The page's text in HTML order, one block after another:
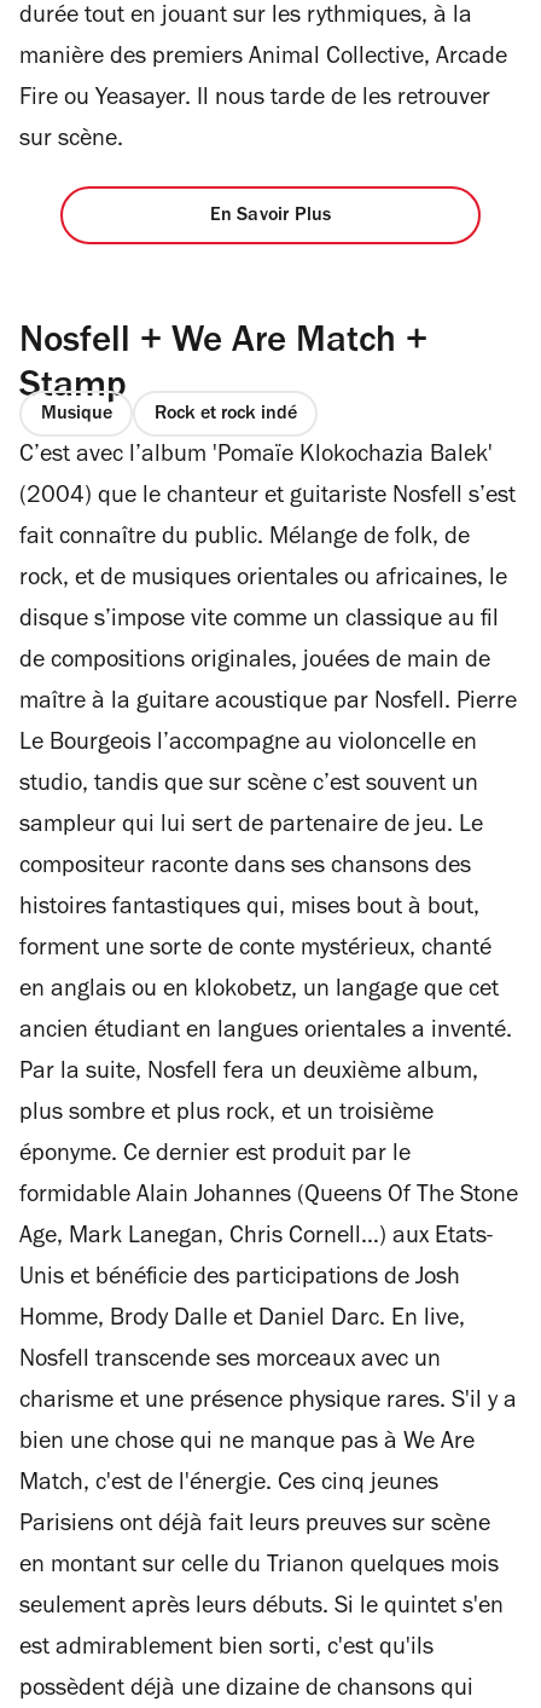
durée tout en jouant sur les rythmiques, à la
manière des premiers Animal Collective, Arcade
Fire ou Yeasayer. Il nous tarde de les retrouver
sur scène.
En Savoir Plus
Nosfell + We Are Match +
Stamp
Musique Rock et rock indé
C’est avec l’album 'Pomaïe Klokochazia Balek'
(2004) que le chanteur et guitariste Nosfell s’est
fait connaître du public. Mélange de folk, de
rock, et de musiques orientales ou africaines, le
disque s’impose vite comme un classique au fil
de compositions originales, jouées de main de
maître à la guitare acoustique par Nosfell. Pierre
Le Bourgeois l’accompagne au violoncelle en
studio, tandis que sur scène c’est souvent un
sampleur qui lui sert de partenaire de jeu. Le
compositeur raconte dans ses chansons des
histoires fantastiques qui, mises bout à bout,
forment une sorte de conte mystérieux, chanté
en anglais ou en klokobetz, un langage que cet
ancien étudiant en langues orientales a inventé.
Par la suite, Nosfell fera un deuxième album,
plus sombre et plus rock, et un troisième
éponyme. Ce dernier est produit par le
formidable Alain Johannes (Queens Of The Stone
Age, Mark Lanegan, Chris Cornell…) aux Etats-
Unis et bénéficie des participations de Josh
Homme, Brody Dalle et Daniel Darc. En live,
Nosfell transcende ses morceaux avec un
charisme et une présence physique rares. S'il y a
bien une chose qui ne manque pas à We Are
Match, c'est de l'énergie. Ces cinq jeunes
Parisiens ont déjà fait leurs preuves sur scène
en montant sur celle du Trianon quelques mois
seulement après leurs débuts. Si le quintet s'en
est admirablement bien sorti, c'est qu'ils
possèdent déjà une dizaine de chansons qui